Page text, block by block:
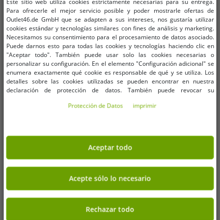
para hombre Kappa, calzoncillos
elegantes 351K1JW AEB
negro/blanco
PVP: 24,95 €* 4,06 €
Añadir al carrito
Kappa de algodón con logotipo,
38937 blanco
PVP: 3,04 €
Añadir al carrito
-49% -78%
Para ofrecerle el mejor servicio posible y poder mostrarle ofertas de
Outlet46.de GmbH que se adapten a sus intereses, nos gustaría utilizar
cookies estándar y tecnologías similares con fines de análisis y marketing.
Necesitamos su consentimiento para el procesamiento de datos asociado.
Puede darnos esto para todas las cookies y tecnologías haciendo clic en
"Aceptar todo". También puede usar solo las cookies necesarias o
personalizar su configuración. En el elemento "Configuración adicional" se
enumera exactamente qué cookie es responsable de qué y se utiliza. Los
detalles sobre las cookies utilizadas se pueden encontrar en nuestra
declaración de protección de datos. También puede revocar su
encontrar en la impresión.Protección de Datos imprimir
Aceptar todo
Acepte sólo lo necesario
Rechazar todo